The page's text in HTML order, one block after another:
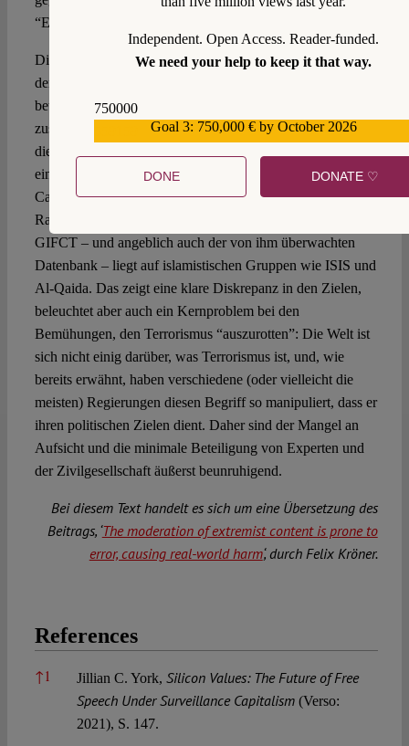
“Eliminierung” des Extremismus.
Die Entwicklung des Christchurch Call, einer Initiative, an
der Regierungen, Unternehmen und die Zivilgesellschaft
beteiligt sind und die eng mit dem GIFCT
zusammenarbeitet, wirft eine weitere wichtige Frage auf:
die Entscheidung darüber, wer ein Terrorist ist und wer
eine solche Entscheidung treffen darf. Der Christchurch
Call wurde als Reaktion auf einen Terrorakt weißer
Rassisten ins Leben gerufen, doch der Schwerpunkt des
GIFCT – und angeblich auch der von ihm überwachten
Datenbank – liegt auf islamistischen Gruppen wie ISIS und
Al-Qaida. Das zeigt eine klare Diskrepanz in den Zielen,
beleuchtet aber auch ein Kernproblem bei den
Bemühungen, den Terrorismus “auszurotten”: Die Welt ist
sich nicht einig darüber, was Terrorismus ist, und, wie
bereits erwähnt, haben verschiedene (oder vielleicht die
meisten) Regierungen diesen Begriff so manipuliert, dass er
ihren politischen Zielen dient. Daher sind der Mangel an
Aufsicht und die minimale Beteiligung von Experten und
der Zivilgesellschaft äußerst beunruhigend.
Bei diesem Text handelt es sich um eine Übersetzung des
Beitrags, ‘The moderation of extremist content is prone to
error, causing real-world harm‘, durch Felix Kröner.
References
References
↑1 Jillian C. York, Silicon Values: The Future of Free
Speech Under Surveillance Capitalism (Verso:
2021), S. 147.
Independent. Open Access. Reader-funded.
We need your help to keep it that way.
750000
Goal 3: 750,000 € by October 2026
DONE DONATE ♡